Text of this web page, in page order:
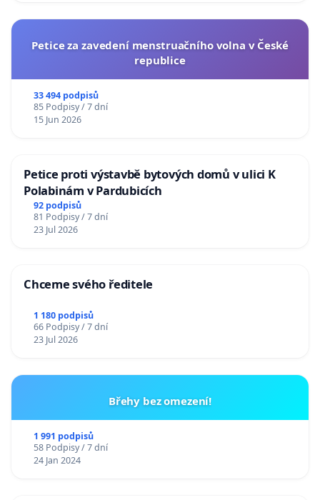
Petice za zavedení menstruačního volna v České
republice
33 494 podpisů
85 Podpisy / 7 dní
15 Jun 2026
Petice proti výstavbě bytových domů v ulici K
Polabinám v Pardubicích
92 podpisů
81 Podpisy / 7 dní
23 Jul 2026
Chceme svého ředitele
1 180 podpisů
66 Podpisy / 7 dní
23 Jul 2026
Břehy bez omezení!
1 991 podpisů
58 Podpisy / 7 dní
24 Jan 2024